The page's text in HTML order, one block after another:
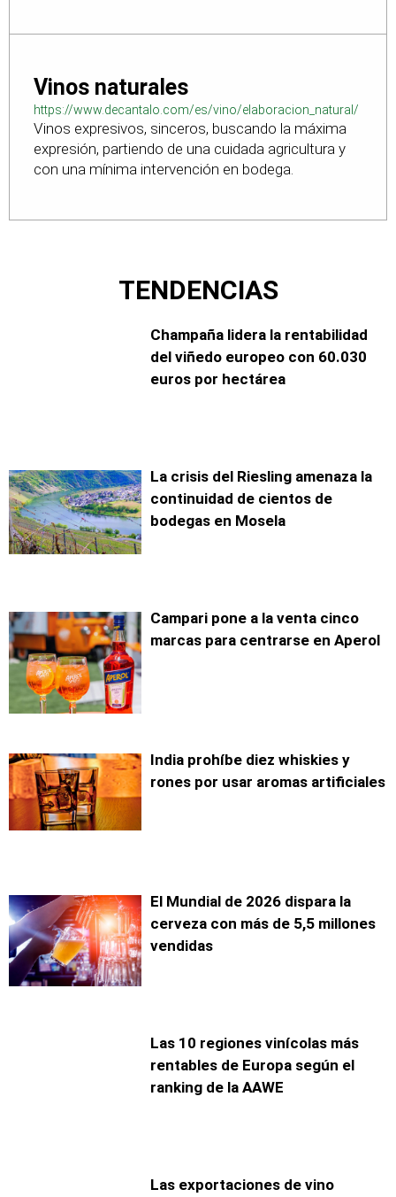
Vinos naturales
https://www.decantalo.com/es/vino/elaboracion_natural/
Vinos expresivos, sinceros, buscando la máxima
expresión, partiendo de una cuidada agricultura y
con una mínima intervención en bodega.
TENDENCIAS
Champaña lidera la rentabilidad
del viñedo europeo con 60.030
euros por hectárea
La crisis del Riesling amenaza la
continuidad de cientos de
bodegas en Mosela
Campari pone a la venta cinco
marcas para centrarse en Aperol
India prohíbe diez whiskies y
rones por usar aromas artificiales
El Mundial de 2026 dispara la
cerveza con más de 5,5 millones
vendidas
Las 10 regiones vinícolas más
rentables de Europa según el
ranking de la AAWE
Las exportaciones de vino